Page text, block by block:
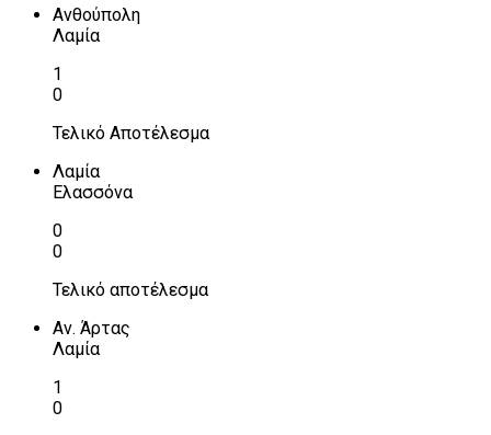
Ανθούπολη
Λαμία
1
0
Τελικό Αποτέλεσμα
Λαμία
Ελασσόνα
0
0
Τελικό αποτέλεσμα
Αν. Άρτας
Λαμία
1
0